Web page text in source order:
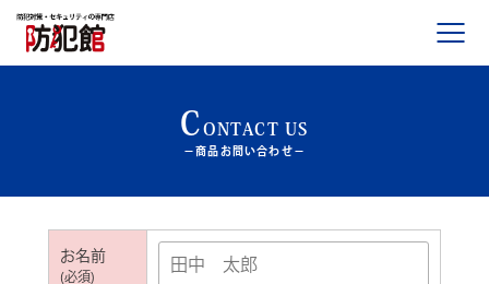
製品を知る・探す
事例と声
CONTACT US
−商品お問い合わせ−
お名前
(必須)